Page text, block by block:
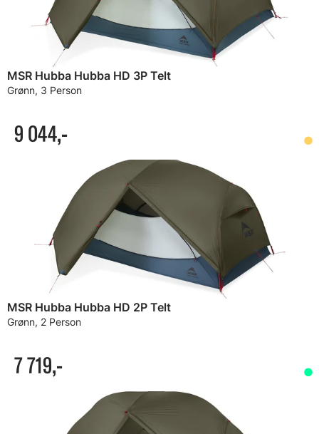
MSR Hubba Hubba HD 3P Telt
Grønn, 3 Person
9 044,-
MSR Hubba Hubba HD 2P Telt
Grønn, 2 Person
7 719,-